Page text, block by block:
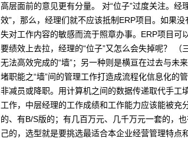
高层面前的意见更有分量。 对“位子”过度关注。
效”，那么，经理们就不应该抵制ERP项目。如果
失对工作内容的敏感而流于照章办事。ERP项目可
要绩效上去拉，经理的“位子”又怎么会失掉呢？ （
无法高效完成的“墙”；另一种则是横亘在过去与未
堵职能之“墙”间的管理工作打造成流程化信息化的
非减员或降职。用计算机之间的数据传递取代手工
工作，中层经理的工作成绩和工作能力应该能被充
的、有B/S版的；有几百万元、几千万元一套的，
己的，选型就是要挑选最适合本企业经营管理特